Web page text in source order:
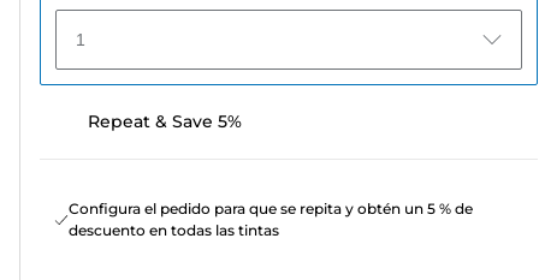
1
Repeat & Save 5%
Configura el pedido para que se repita y obtén un 5 % de
descuento en todas las tintas